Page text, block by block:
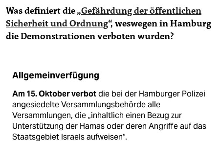
Was definiert die „Gefährdung der öffentlichen
Sicherheit und Ordnung“, weswegen in Hamburg
die Demonstrationen verboten wurden?
Allgemeinverfügung
Am 15. Oktober verbotdie bei der Hamburger Polizei
angesiedelte Versammlungsbehörde alle
Versammlungen, die „inhaltlich einen Bezug zur
Unterstützung der Hamas oder deren Angriffe auf das
Staatsgebiet Israels aufweisen“.